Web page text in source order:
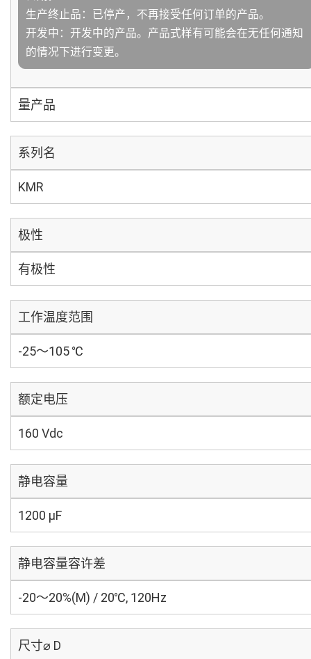
生产终止品：已停产，不再接受任何订单的产品。
开发中：开发中的产品。产品式样有可能会在无任何通知
的情况下进行变更。
量产品
系列名
KMR
极性
有极性
工作温度范围
-25～105 ℃
额定电压
160 Vdc
静电容量
1200 µF
静电容量容许差
-20～20%(M) / 20℃, 120Hz
尺寸⌀ D